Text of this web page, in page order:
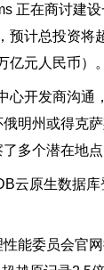
正在商讨建
预计总投资将
亿元人民币）。
心开发商沟通
明州或得克
多个潜在地点
云原生数据
能委员会官